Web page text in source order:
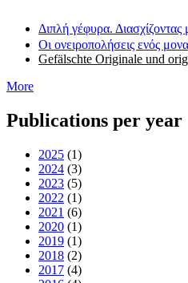
Διπλή γέφυρα.
Οι ονειροπολήσεις ενός
Gefälschte Originale und
More
Publications per year
2025 (1)
2024 (3)
2023 (5)
2022 (1)
2021 (6)
2020 (1)
2019 (1)
2018 (2)
2017 (4)